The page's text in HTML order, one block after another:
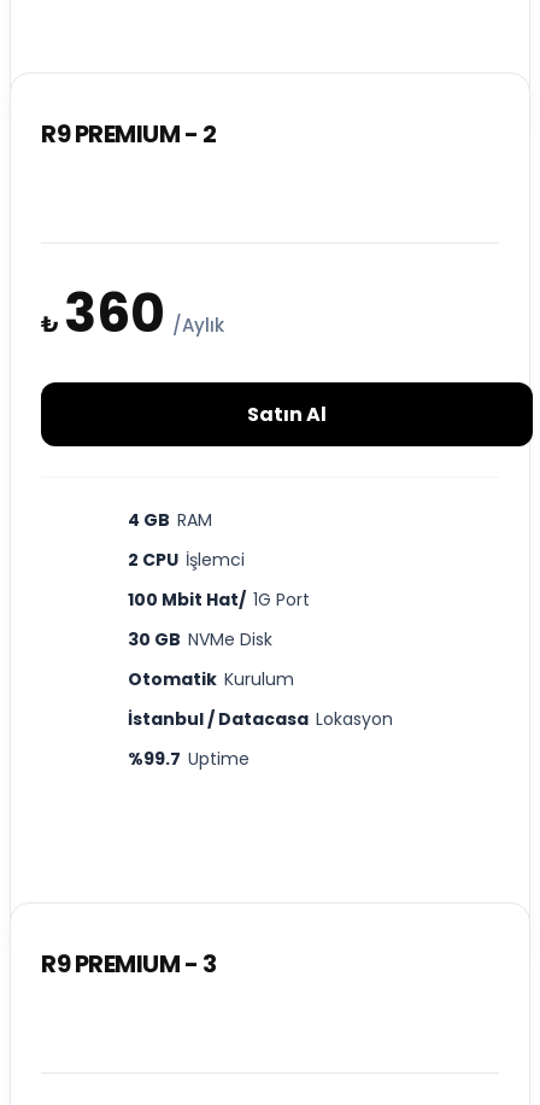
R9 PREMIUM - 2
₺ 360 /Aylık
Satın Al
4 GB RAM
2 CPU İşlemci
100 Mbit Hat/ 1G Port
30 GB NVMe Disk
Otomatik Kurulum
İstanbul / Datacasa Lokasyon
%99.7 Uptime
R9 PREMIUM - 3